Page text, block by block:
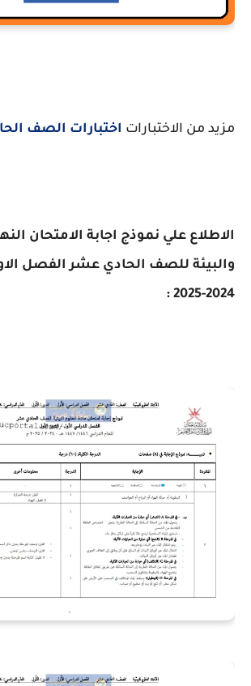
مزيد من الاختبارات اختبارات الصف
الاطلاع علي نموذج اجابة الامتحان
والبيئة للصف الحادي عشر الفصل
2024-2025 :